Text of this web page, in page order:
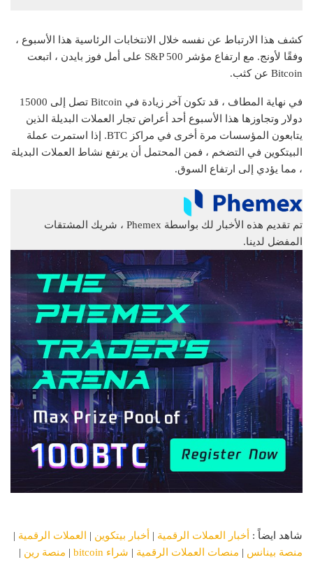
كشف هذا الارتباط عن نفسه خلال الانتخابات الرئاسية هذا الأسبوع ،
وفقًا لأونج. مع ارتفاع مؤشر S&P 500 على أمل فوز بايدن ، اتبعت
Bitcoin عن كثب.
في نهاية المطاف ، قد تكون آخر زيادة في Bitcoin تصل إلى 15000
دولار وتجاوزها هذا الأسبوع أحد أعراض تجار العملات البديلة الذين
يتابعون المؤسسات مرة أخرى في مراكز BTC. إذا استمرت عملة
البيتكوين في التضخم ، فمن المحتمل أن يرتفع نشاط العملات البديلة
، مما يؤدي إلى ارتفاع السوق.
تم تقديم هذه الأخبار لك بواسطة Phemex ، شريك المشتقات
المفضل لدينا.
شاهد ايضاً : أخبار العملات الرقمية | أخبار بيتكوين | العملات الرقمية |
منصة بينانس | منصات العملات الرقمية | شراء bitcoin | منصة رين |